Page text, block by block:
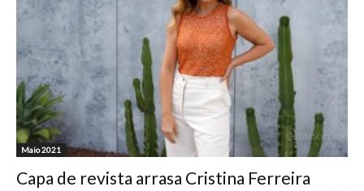
Maio 2021
Capa de revista arrasa Cristina Ferreira